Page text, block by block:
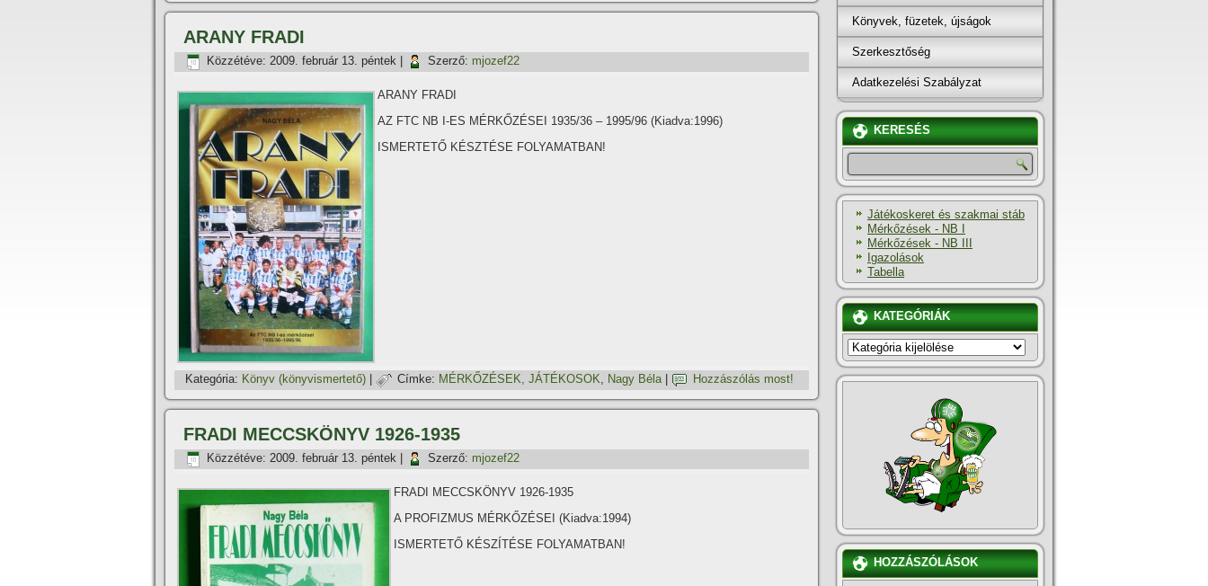
ARANY FRADI
Közzétéve: 2009. február 13. péntek Szerző: mjozef22
ARANY FRADI
AZ FTC NB I-ES MÉRKŐZÉSEI 1935/36 – 1995/96 (Kiadva:1996)
ISMERTETŐ KÉSZTÉSE FOLYAMATBAN!
Kategória: Könyv (könyvismertető) Címke: MÉRKŐZÉSEK, JÁTÉKOSOK, Nagy Béla| Hozzászólás most!
FRADI MECCSKÖNYV 1926-1935
Közzétéve: 2009. február 13. péntek Szerző: mjozef22
FRADI MECCSKÖNYV 1926-1935
A PROFIZMUS MÉRKŐZÉSEI (Kiadva:1994)
ISMERTETŐ KÉSZÍTÉSE FOLYAMATBAN!
Könyvek, füzetek, újságok
Szerkesztőség
Adatkezelési Szabályzat
KERESÉS
Játékoskeret és szakmai stáb
Mérkőzések - NB I
Mérkőzések - NB III
Igazolások
Tabella
KATEGÓRIÁK
KATEGÓRIÁK
HOZZÁSZÓLÁSOK